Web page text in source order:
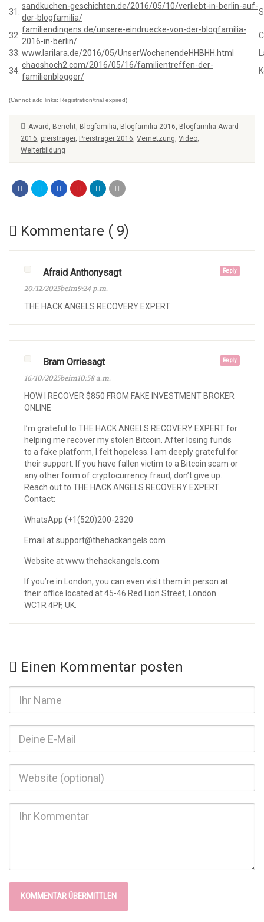
31.
sandkuchen-geschichten.de/2016/05/10/verliebt-in-berlin-auf-
der-blogfamilia/
32.
familiendingens.de/unsere-eindruecke-von-der-blogfamilia-
2016-in-berlin/
33. www.larilara.de/2016/05/UnserWochenendeHHBHH.html
34.
chaoshoch2.com/2016/05/16/familientreffen-der-
familienblogger/
(Cannot add links: Registration/trial expired)
Award , Bericht, Blogfamilia, Blogfamilia 2016, Blogfamilia Award
2016, preisträger, Preisträger 2016, Vernetzung, Video,
Weiterbildung
Kommentare ( 9)
Reply
Afraid Anthonysagt
20/12/2025beim9:24 p.m.
THE HACK ANGELS RECOVERY EXPERT
Reply
Bram Orriesagt
16/10/2025beim10:58 a.m.
HOW I RECOVER $850 FROM FAKE INVESTMENT BROKER
ONLINE
I’m grateful to THE HACK ANGELS RECOVERY EXPERT for
helping me recover my stolen Bitcoin. After losing funds
to a fake platform, I felt hopeless. I am deeply grateful for
their support. If you have fallen victim to a Bitcoin scam or
any other form of cryptocurrency fraud, don’t give up.
Reach out to THE HACK ANGELS RECOVERY EXPERT
Contact:
WhatsApp (+1(520)200-2320
Email at support@thehackangels.com
Website at www.thehackangels.com
If you’re in London, you can even visit them in person at
their office located at 45-46 Red Lion Street, London
WC1R 4PF, UK.
Einen Kommentar posten